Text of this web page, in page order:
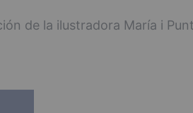
de la ilustradora María i